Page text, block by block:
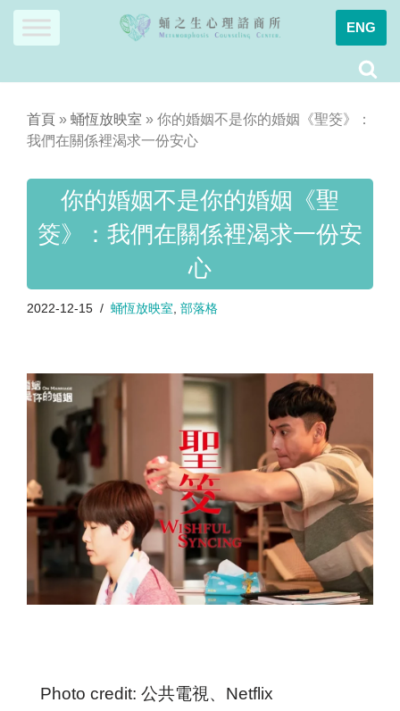
Skip
ENG
首頁 » 蛹恆放映室 » 你的婚姻不是你的婚姻《聖筊》：
我們在關係裡渴求一份安心
你的婚姻不是你的婚姻《聖
筊》：我們在關係裡渴求一份安
心
2022-12-15 蛹恆放映室 部落格
Photo credit: 公共電視、Netflix